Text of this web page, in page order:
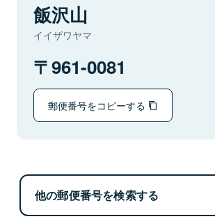
飯沢山
イイザワヤマ
961-0081
郵便番号をコピーする
他の郵便番号を検索する